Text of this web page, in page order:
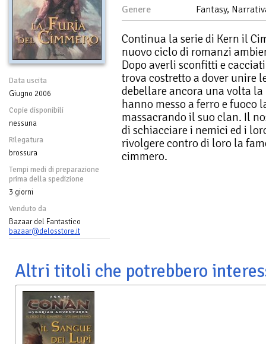
Data uscita
Giugno 2006
Copie disponibili
nessuna
Rilegatura
brossura
Tempi medi di preparazione
prima della spedizione
3 giorni
Venduto da
Bazaar del Fantastico
bazaar@delosstore.it
Genere
Fantasy,
Continua la serie di Kern il
nuovo ciclo di romanzi
Dopo averli sconfitti e
trova costretto a dover unire
debellare ancora una volta
hanno messo a ferro e fuoco
massacrando il suo clan. Il
di schiacciare i nemici ed i
rivolgere contro di loro la
cimmero.
Altri titoli che potrebbero